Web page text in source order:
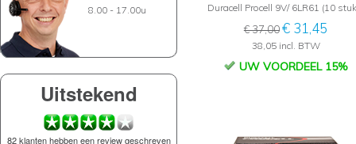
8.00 - 17.00u
Uitstekend
82 klanten hebben een review geschreven
Duracell Procell 9V/ 6LR61 (10
€ 37,00€ 31,45
38,05 incl. BTW
UW VOORDEEL 15%